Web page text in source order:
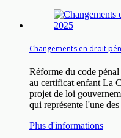
Changements en droit
Réforme du code
au certificat enfant La
projet de loi
qui représente l'une
Plus d'informations